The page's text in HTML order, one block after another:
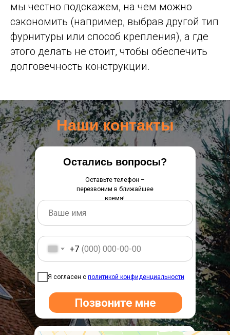
мы честно подскажем, на чем можно
сэкономить (например, выбрав другой тип
фурнитуры или способ крепления), а где
этого делать не стоит, чтобы обеспечить
долговечность конструкции.
Наши контакты
Оставьте телефон –
перезвоним в ближайшее
время!
+7
Я согласен с политикой конфиденциальности
Позвоните мне
Остались вопросы?